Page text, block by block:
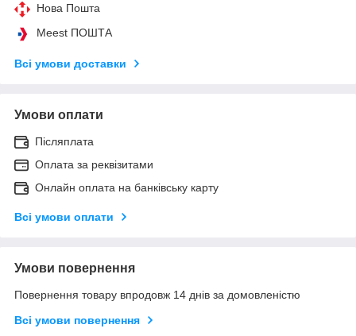
Нова Пошта
Meest ПОШТА
Всі умови доставки
Умови оплати
Післяплата
Оплата за реквізитами
Онлайн оплата на банківську карту
Всі умови оплати
Умови повернення
Повернення товару впродовж 14 днів за домовленістю
Всі умови повернення